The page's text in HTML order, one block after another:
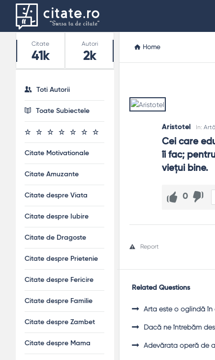
Home
Aristotel In:Artă
Cei care
îi fac;
vieţui bine.
0
Report
Related Questions
Arta este o oglindă în
Dacă ne întrebăm
Adevărata operă de
Stats
Citate
41k
Autori
2k
Toti Autorii
Toate Subiectele
Citate Motivationale
Citate Amuzante
Citate despre Viata
Citate despre Iubire
Citate de Dragoste
Citate despre Prietenie
Citate despre Fericire
Citate despre Familie
Citate despre Zambet
Citate despre Mama